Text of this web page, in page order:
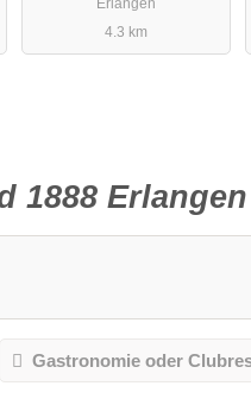
4.3 km
1888 Erlangen
Gastronomie oder